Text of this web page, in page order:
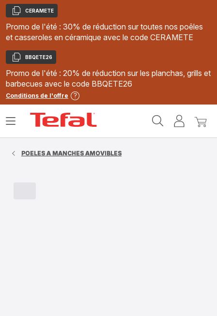
Copier
CERAMETE
Promo de l'été : 30% de réduction sur toutes nos poêles
et casseroles en céramique avec le code CERAMETE
Copier
BBQETE26
Promo de l'été : 20% de réduction sur les planchas, grills et
barbecues avec le code BBQETE26
Conditions de l'offre
MonMon
Ouvrir
POELES A MANCHES AMOVIBLES